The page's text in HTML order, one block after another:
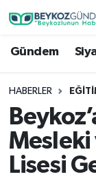
Gündem
HABERLER
Mesleki
Lisesi
Hava
Trafik
Süper Lig
Tüm